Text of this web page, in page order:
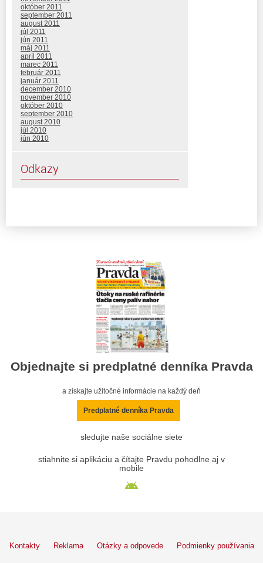
október 2011
september 2011
august 2011
júl 2011
jún 2011
máj 2011
apríl 2011
marec 2011
február 2011
január 2011
december 2010
november 2010
október 2010
september 2010
august 2010
júl 2010
jún 2010
Odkazy
Objednajte si predplatné denníka Pravda
a získajte užitočné informácie na každý deň
Predplatné denníka Pravda
sledujte naše sociálne siete
stiahnite si aplikáciu a čítajte Pravdu pohodlne aj v
mobile
Kontakty Reklama Otázky a odpovede Podmienky používania